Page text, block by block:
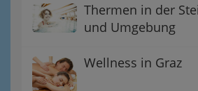
Thermen in der
und Umgebung
Wellness in Graz